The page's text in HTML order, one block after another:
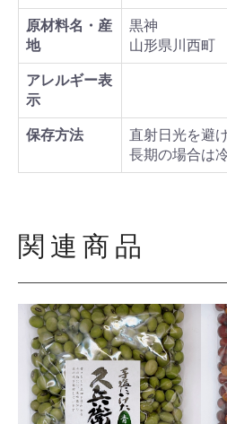
原材料名・産
地
黒神
山形県川西町
アレルギー表
示
保存方法
直射日光を避
長期の場合は
関連商品